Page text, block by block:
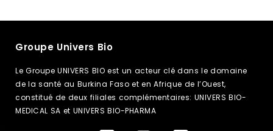
Groupe Univers Bio
Le Groupe UNIVERS BIO est un acteur clé dans le domaine
de la santé au Burkina Faso et en Afrique de l’Ouest,
constitué de deux filiales complémentaires: UNIVERS BIO-
MEDICAL SA et UNIVERS BIO-PHARMA